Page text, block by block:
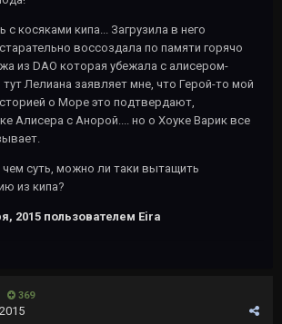
с косяками кипа... Загрузила в него
восcоздала по памяти горячо
из DAO которая убежала с алисером-
Лелиана заявляет мне, что Герой-то мой
о Море это подтвердают,
Алисера с Анорой.... но о Хоуке Варик все
чем суть, можно ли таки вытащить
из кипа?
2015 пользователем Eira
369